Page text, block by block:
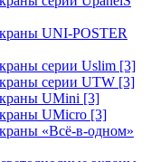
UNI-POSTER
серии Uslim [3]
серии UTW [3]
UMini [3]
UMicro [3]
«Всё-в-одном»